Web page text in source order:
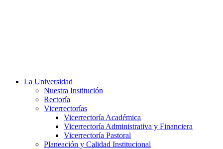
La Universidad
Nuestra Institución
Rectoría
Vicerrectorías
Vicerrectoría Académica
Vicerrectoría Administrativa y Financiera
Vicerrectoría Pastoral
Planeación y Calidad Institucional